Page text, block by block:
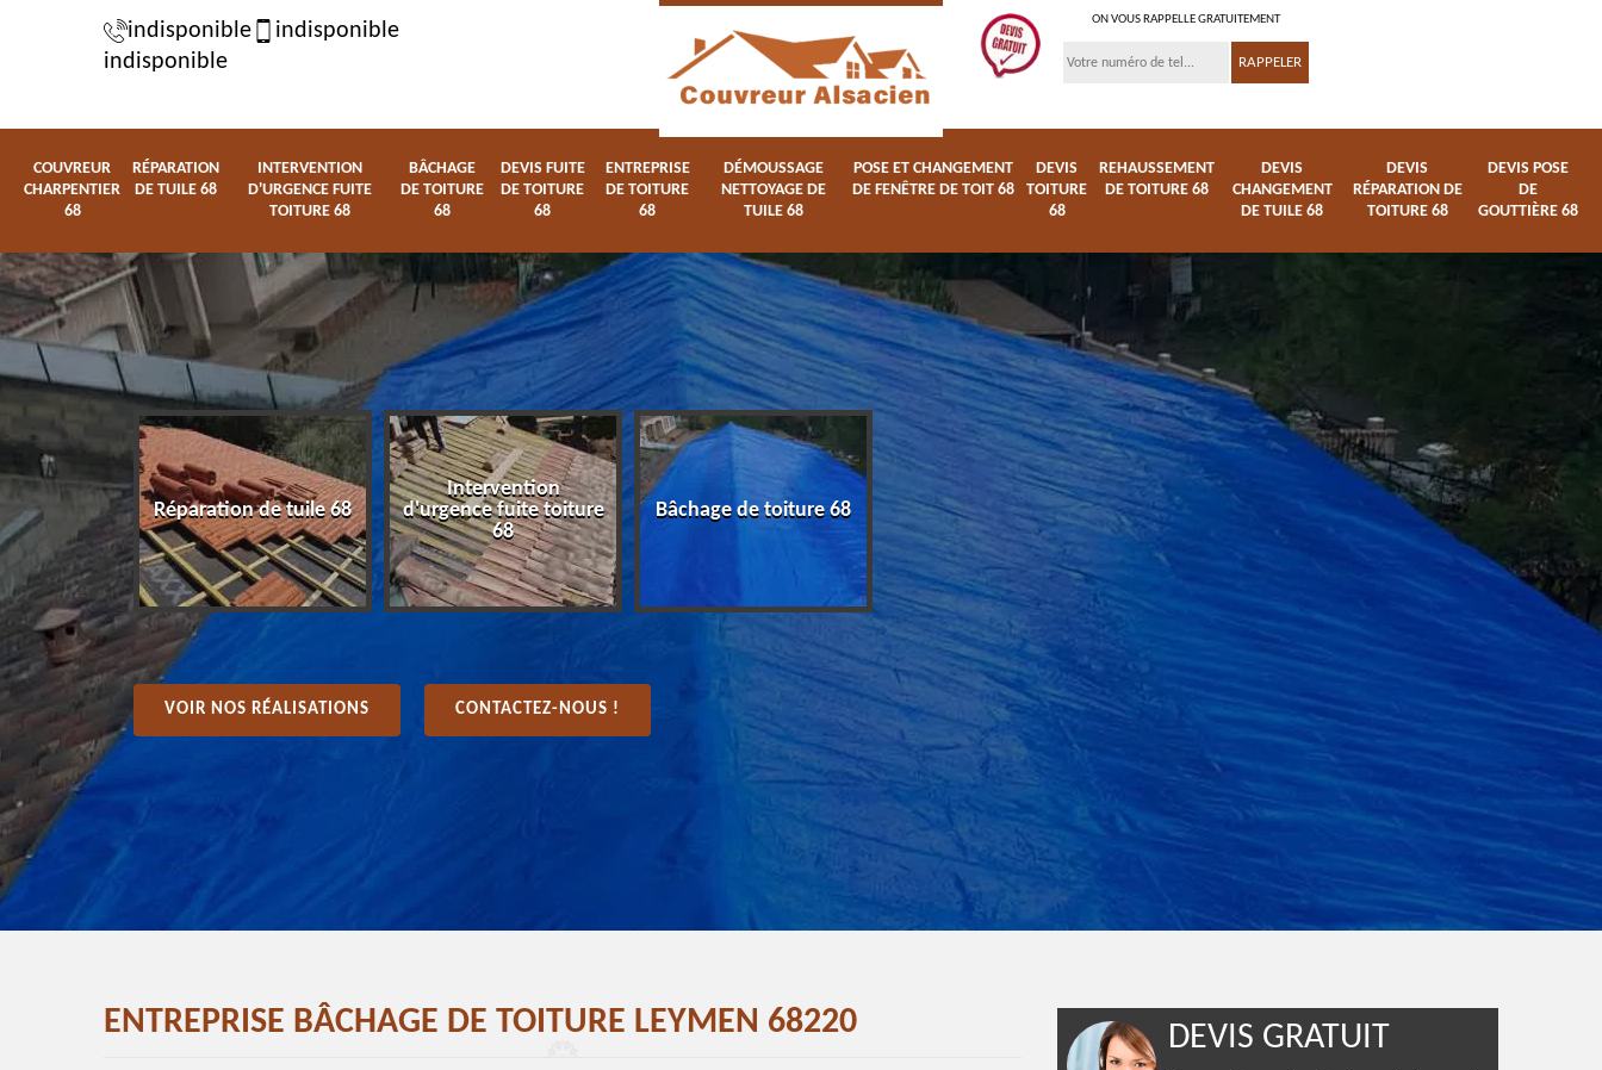
indisponible
indisponible
indisponible
ON VOUS RAPPELLE GRATUITEMENT
COUVREUR
CHARPENTIER
68
RÉPARATION
DE TUILE 68
INTERVENTION
D'URGENCE FUITE
TOITURE 68
BÂCHAGE
DE TOITURE
68
DEVIS FUITE
DE TOITURE
68
ENTREPRISE
DE TOITURE
68
DÉMOUSSAGE
NETTOYAGE DE
TUILE 68
POSE ET CHANGEMENT
DE FENÊTRE DE TOIT 68
DEVIS
TOITURE
68
REHAUSSEMENT
DE TOITURE 68
DEVIS
CHANGEMENT
DE TUILE 68
DEVIS
RÉPARATION DE
TOITURE 68
DEVIS POSE
DE
GOUTTIÈRE 68
de tuile 68
Intervention
d'urgence fuite toiture
68
Bâchage de toiture 68
Devis fuite de toiture
68
Entreprise de toiture
Démoussage
nettoyage de tuile 68
Pose et changement
de fenêtre de toit 68
VOIR NOS RÉALISATIONS CONTACTEZ-NOUS !
ENTREPRISE BÂCHAGE DE TOITURE LEYMEN 68220 DEVIS GRATUIT